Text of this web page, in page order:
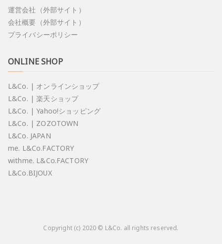
運営会社（外部サイト）
会社概要（外部サイト）
プライバシーポリシー
ONLINE SHOP
L&Co. | オンラインショップ
L&Co. | 楽天ショップ
L&Co. | Yahoo!ショッピング
L&Co. | ZOZOTOWN
L&Co. JAPAN
me. L&Co.FACTORY
withme. L&Co.FACTORY
L&Co.BIJOUX
Copyright (c) 2020 © L&Co. all rights reserved.